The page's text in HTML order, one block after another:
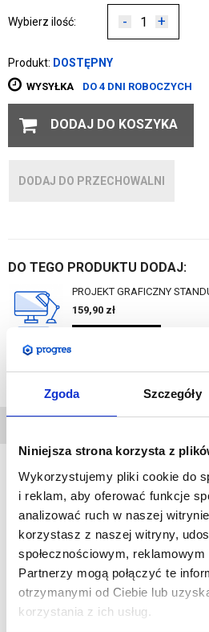
Zgoda Szczegóły
Niniejsza strona korzysta z
Wykorzystujemy pliki cookie do
i reklam, aby oferować funkcje
analizować ruch w naszej
korzystasz z naszej witryny,
społecznościowym,
Partnerzy mogą połączyć te
otrzymanymi od Ciebie lub
korzystania z ich usług.
Wybierz ilość: - +
Produkt: DOSTĘPNY
WYSYŁKA DO 4 DNI ROBOCZYCH
DODAJ DO KOSZYKA
DODAJ DO PRZECHOWALNI
DO TEGO PRODUKTU DODAJ:
PROJEKT GRAFICZNY
159,90 zł
DANE
Formulate Monolitto system z
elegancką stalową podstawą, który
tło niezależnie od miejsca i
specjalnego, rozciągliwego materiału,
układa się na systemie, tworząc
całość.